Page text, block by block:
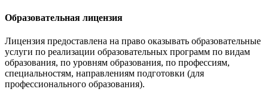
Образовательная лицензия
Лицензия предоставлена на право оказывать образовательные
услуги по реализации образовательных программ по видам
образования, по уровням образования, по профессиям,
специальностям, направлениям подготовки (для
профессионального образования).